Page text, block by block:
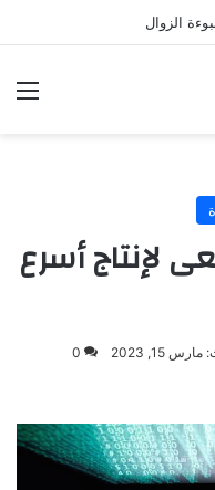
الزوال
لإنتاج أسرع
15, 2023
0